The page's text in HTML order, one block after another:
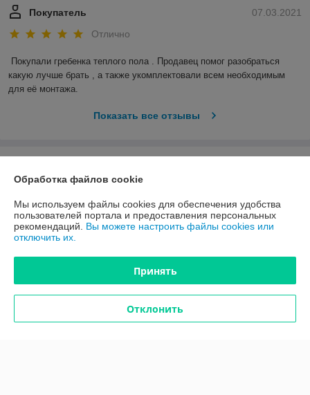
07.03.2021
Покупатель
Отлично
Покупали гребенка теплого пола . Продавец помог разобраться
какую лучше брать , а также укомплектовали всем необходимым
для её монтажа.
Показать все отзывы
Доставка и оплата
График работы
Полная версия сайта
Политика обработки cookies
Обработка файлов cookie
Мы используем файлы cookies для обеспечения удобства
пользователей портала и предоставления персональных
рекомендаций. Вы можете настроить файлы cookies или
отключить их.
Принять
Отклонить